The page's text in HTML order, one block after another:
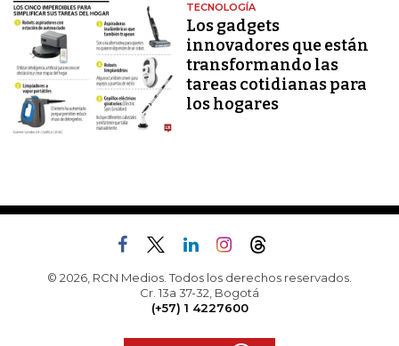
TECNOLOGÍA
Los gadgets
innovadores que están
transformando las
tareas cotidianas para
los hogares
© 2026, RCN Medios. Todos los derechos reservados.
Cr. 13a 37-32, Bogotá
(+57) 1 4227600